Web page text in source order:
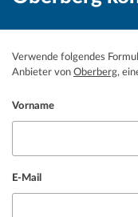
Verwende folgendes
Anbieter von Oberberg,
Vorname
E-Mail